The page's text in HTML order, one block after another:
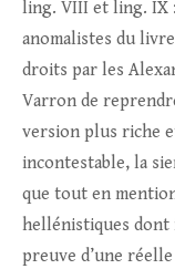
ling. VIII et ling. IX
anomalistes du
droits par les
Varron de
version plus riche
incontestable, la
que tout en
hellénistiques dont
preuve d’une